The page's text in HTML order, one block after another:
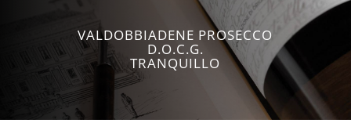
VALDOBBIADENE PROSECCO
D.O.C.G.
TRANQUILLO